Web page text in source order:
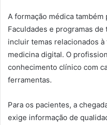
A formação médica também
Faculdades e programas
incluir temas relacionados
medicina digital. O
conhecimento clínico com
ferramentas.
Para os pacientes, a
exige informação de